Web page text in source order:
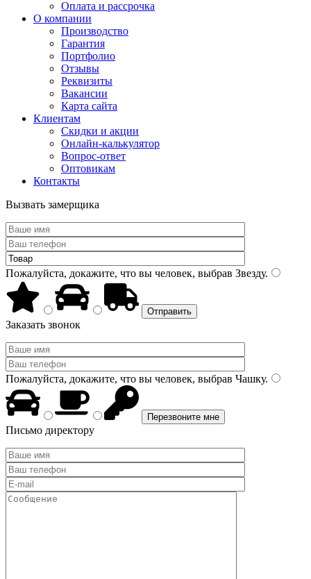
Оплата и рассрочка
О компании
Производство
Гарантия
Портфолио
Отзывы
Реквизиты
Вакансии
Карта сайта
Клиентам
Скидки и акции
Онлайн-калькулятор
Вопрос-ответ
Оптовикам
Контакты
Вызвать замерщика
Пожалуйста, докажите, что вы человек, выбрав Звезду.
Заказать звонок
Пожалуйста, докажите, что вы человек, выбрав Чашку.
Письмо директору